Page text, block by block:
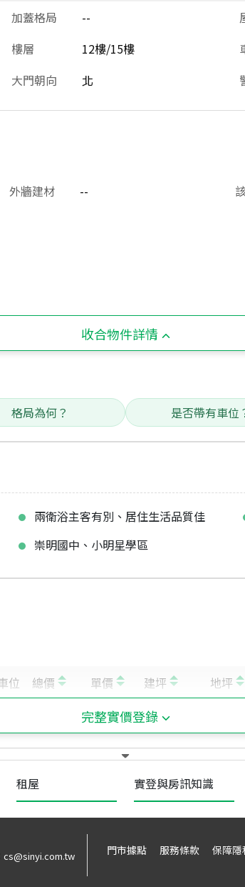
加蓋格局 --
樓層 12樓/15樓
大門朝向 北
外牆建材 --
收合物件詳情
格局為何？ 是否帶有車位
兩衛浴主客有別、居住生活品質佳
崇明國中、小明星學區
完整實價登錄
租屋 實登與房訊知識
cs@sinyi.com.tw
門市據點 服務條款 保障隱